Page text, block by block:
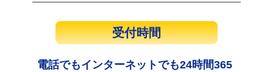
受付時間
電話でもインターネットでも24時間365